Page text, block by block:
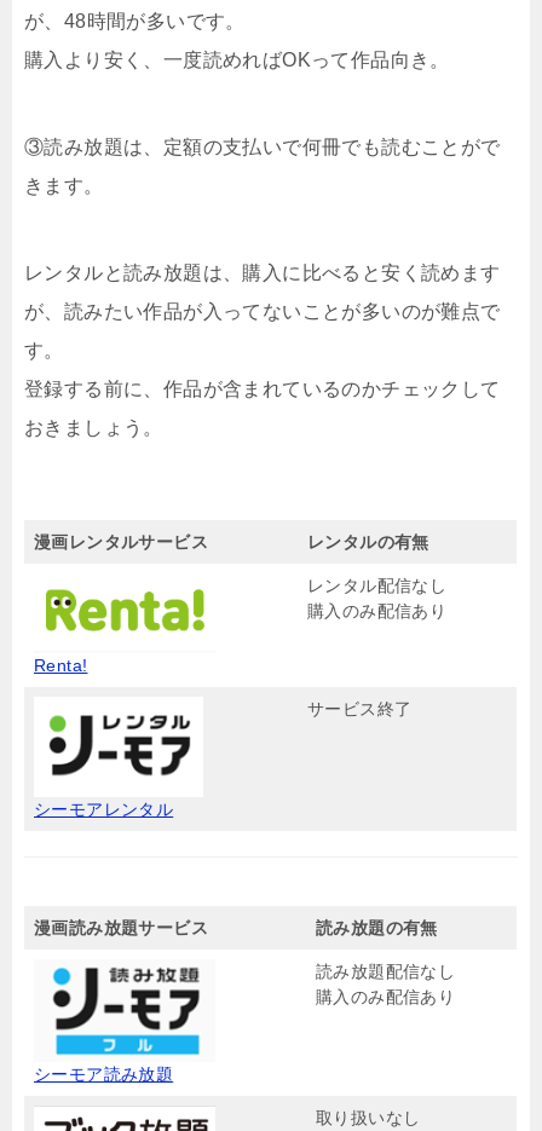
が、48時間が多いです。
購入より安く、一度読めればOKって作品向き。
③読み放題は、定額の支払いで何冊でも読むことがで
きます。
レンタルと読み放題は、購入に比べると安く読めます
が、読みたい作品が入ってないことが多いのが難点で
す。
登録する前に、作品が含まれているのかチェックして
おきましょう。
漫画レンタルサービス レンタルの有無
Renta!
レンタル配信なし
購入のみ配信あり
シーモアレンタル
サービス終了
漫画読み放題サービス 読み放題の有無
シーモア読み放題
読み放題配信なし
購入のみ配信あり
取り扱いなし